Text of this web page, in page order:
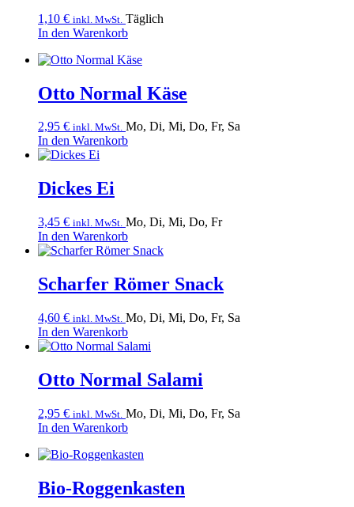
1,10 € inkl. MwSt. Täglich
In den Warenkorb
Otto Normal Käse
2,95 € inkl. MwSt. Mo, Di, Mi, Do, Fr, Sa
In den Warenkorb
Dickes Ei
3,45 € inkl. MwSt. Mo, Di, Mi, Do, Fr
In den Warenkorb
Scharfer Römer Snack
4,60 € inkl. MwSt. Mo, Di, Mi, Do, Fr, Sa
In den Warenkorb
Otto Normal Salami
2,95 € inkl. MwSt. Mo, Di, Mi, Do, Fr, Sa
In den Warenkorb
Bio-Roggenkasten